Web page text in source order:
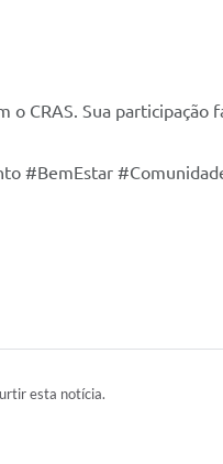
CRAS. Sua participação
#BemEstar
esta notícia.